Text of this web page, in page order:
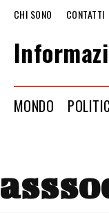
CHI SONO CONTATTI
MONDO